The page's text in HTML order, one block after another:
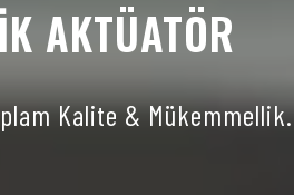
AKTÜATÖR
Kalite & Mükemmellik.